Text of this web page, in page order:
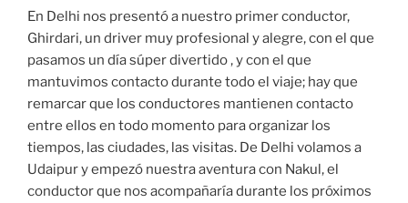
En Delhi nos presentó a nuestro primer conductor,
Ghirdari, un driver muy profesional y alegre, con el que
pasamos un día súper divertido , y con el que
mantuvimos contacto durante todo el viaje; hay que
remarcar que los conductores mantienen contacto
entre ellos en todo momento para organizar los
tiempos, las ciudades, las visitas. De Delhi volamos a
Udaipur y empezó nuestra aventura con Nakul, el
conductor que nos acompañaría durante los próximos